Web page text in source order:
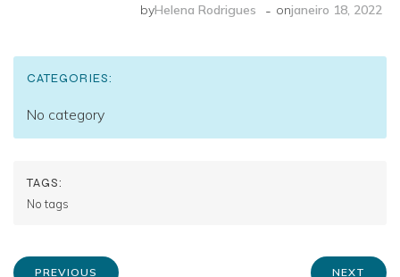
byHelena Rodrigues - onjaneiro 18, 2022
CATEGORIES:
No category
TAGS:
No tags
PREVIOUS NEXT